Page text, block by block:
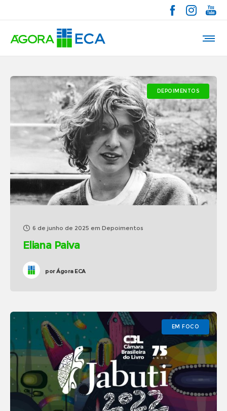
DEPOIMENTOS
6 de junho de 2025 em Depoimentos
Eliana Paiva
porÁgora ECA
EM FOCO